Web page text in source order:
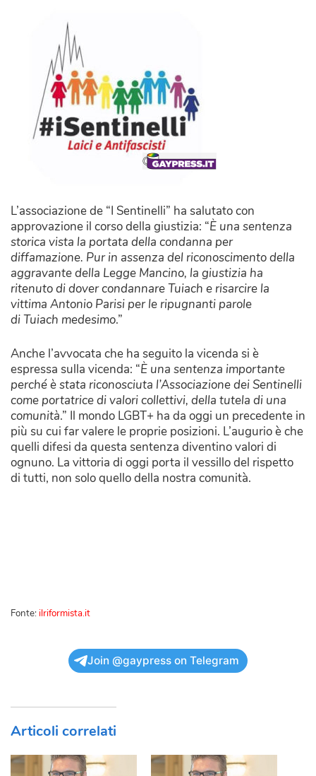
L’associazione de “I Sentinelli” ha salutato con
approvazione il corso della giustizia: “È una sentenza
storica vista la portata della condanna per
diffamazione. Pur in assenza del riconoscimento della
aggravante della Legge Mancino, la giustizia ha
ritenuto di dover condannare Tuiach e risarcire la
vittima Antonio Parisi per le ripugnanti parole
di Tuiach medesimo.”
Anche l’avvocata che ha seguito la vicenda si è
espressa sulla vicenda: “È una sentenza importante
perché è stata riconosciuta l’Associazione dei Sentinelli
come portatrice di valori collettivi, della tutela di una
comunità.” Il mondo LGBT+ ha da oggi un precedente in
più su cui far valere le proprie posizioni. L’augurio è che
quelli difesi da questa sentenza diventino valori di
ognuno. La vittoria di oggi porta il vessillo del rispetto
di tutti, non solo quello della nostra comunità.
Fonte: ilriformista.it
Join @gaypress on Telegram
Articoli correlati